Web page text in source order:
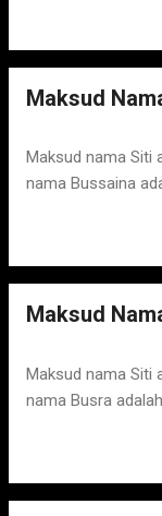
Maksud
Maksud nama Siti
nama Bussaina
Maksud
Maksud nama Siti
nama Busra